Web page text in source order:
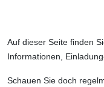
Auf dieser Seite finden
Informationen,
Schauen Sie doch